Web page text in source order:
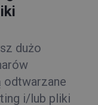
dużo
odtwarzane
i/lub pliki